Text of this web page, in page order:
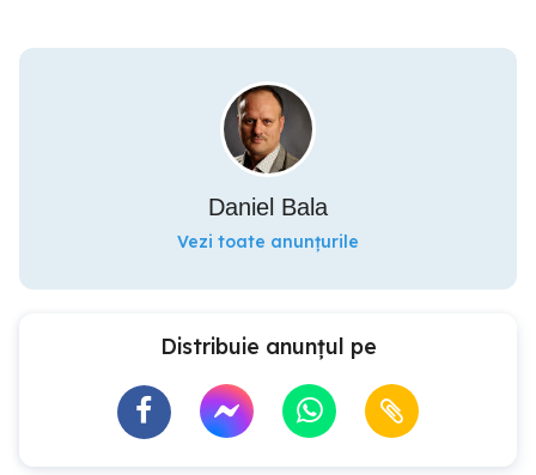
Daniel Bala
Vezi toate anunțurile
Distribuie anunțul pe